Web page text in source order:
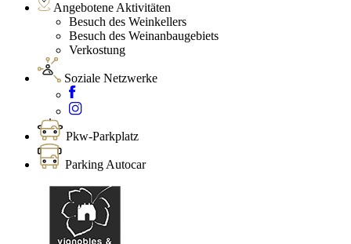
Angebotene Aktivitäten
Besuch des Weinkellers
Besuch des Weinanbaugebiets
Verkostung
Soziale Netzwerke
Pkw-Parkplatz
Parking Autocar